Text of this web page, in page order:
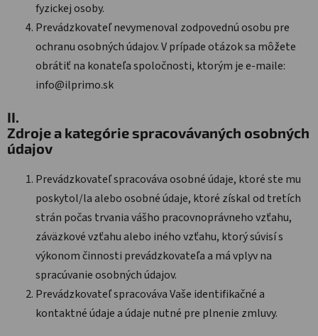
fyzickej osoby.
Prevádzkovateľ nevymenoval zodpovednú osobu pre
ochranu osobných údajov. V prípade otázok sa môžete
obrátiť na konateľa spoločnosti, ktorým je e-maile:
info@ilprimo.sk
II.
Zdroje a kategórie spracovávaných osobných
údajov
Prevádzkovateľ spracováva osobné údaje, ktoré ste mu
poskytol/la alebo osobné údaje, ktoré získal od tretích
strán počas trvania vášho pracovnoprávneho vzťahu,
záväzkové vzťahu alebo iného vzťahu, ktorý súvisí s
výkonom činnosti prevádzkovateľa a má vplyv na
spracúvanie osobných údajov.
Prevádzkovateľ spracováva Vaše identifikačné a
kontaktné údaje a údaje nutné pre plnenie zmluvy.